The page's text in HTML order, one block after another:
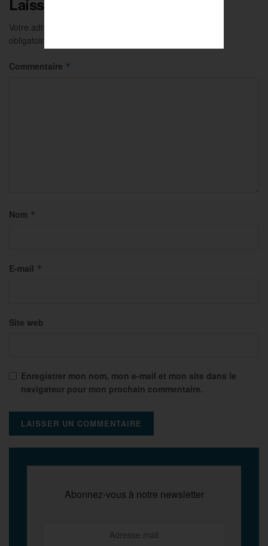
Votre adresse e-mail ne sera pas publiée.
obligatoires sont indiqués avec
Commentaire *
Nom *
E-mail *
Site web
Enregistrer mon nom, mon e-mail et mon site dans le
navigateur pour mon prochain commentaire.
Abonnez-vous à notre newsletter